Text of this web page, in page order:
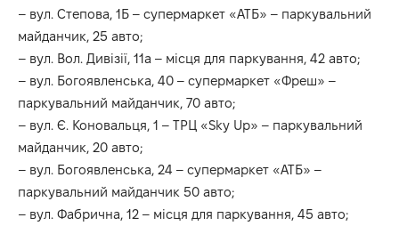
– вул. Степова, 1Б – супермаркет «АТБ» – паркувальний
майданчик, 25 авто;
– вул. Вол. Дивізії, 11а – місця для паркування, 42 авто;
– вул. Богоявленська, 40 – супермаркет «Фреш» –
паркувальний майданчик, 70 авто;
– вул. Є. Коновальця, 1 – ТРЦ «Sky Up» – паркувальний
майданчик, 20 авто;
– вул. Богоявленська, 24 – супермаркет «АТБ» –
паркувальний майданчик 50 авто;
– вул. Фабрична, 12 – місця для паркування, 45 авто;